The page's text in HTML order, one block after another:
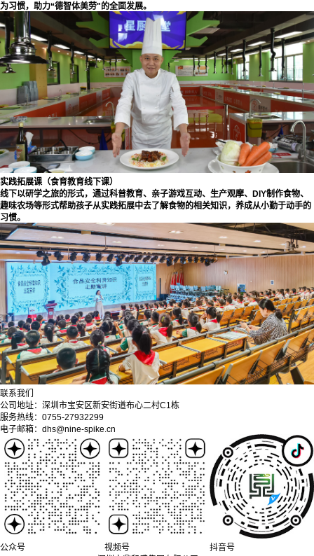
为习惯，助力“德智体美劳"的全面发展。
实践拓展课（食育教育线下课）
线下以研学之旅的形式，通过科普教育、亲子游戏互动、生产观摩、DIY制作食物、
趣味农场等形式帮助孩子从实践拓展中去了解食物的相关知识，养成从小勤于动手的
习惯。
联系我们
公司地址：深圳市宝安区新安街道布心二村C1栋
服务热线：0755-27932299
电子邮箱：dhs@nine-spike.cn
公众号 视频号
抖音号